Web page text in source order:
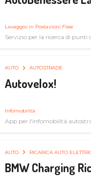
Lavaggio in Postazioni Fisse
Servizio per la ricerca di
AUTO AUTOSTRADE
Autovelox!
Infomobilità
App per l'infomobilità
AUTO RICARICA AUTO
BMW Charging